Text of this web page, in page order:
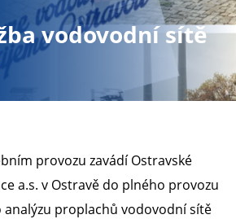
vodovodní sítě
provozu zavádí Ostravské
a.s. v Ostravě do plného provozu
analýzu proplachů vodovodní sítě